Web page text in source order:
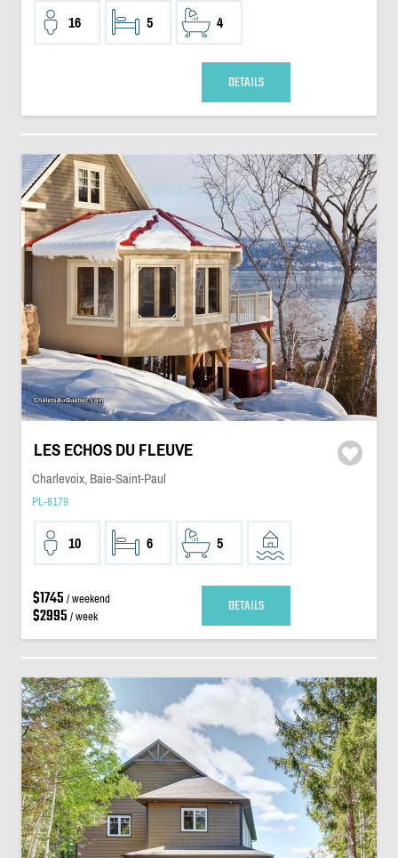
16 5 4
DETAILS
LES ECHOS DU FLEUVE
Charlevoix, Baie-Saint-Paul
PL-8179
10 6 5
$1745 / weekend
$2995 / week DETAILS